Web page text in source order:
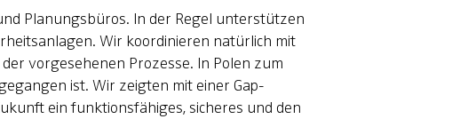
Planungsbüros. In der Regel unterstützen
Wir koordinieren natürlich mit
vorgesehenen Prozesse. In Polen zum
ist. Wir zeigten mit einer Gap-
ein funktionsfähiges, sicheres und den